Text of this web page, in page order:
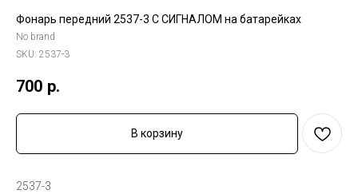
Фонарь передний 2537-3 С СИГНАЛОМ на батарейках
No brand
SKU: 2537-3
700 р.
В корзину
2537-3